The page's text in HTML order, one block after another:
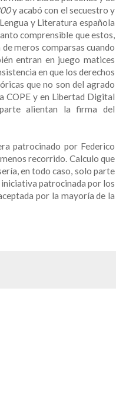
y acabó con el secuestro y
y Literatura española
comprensible que estos,
meros comparsas cuando
entran en juego matices
en que los derechos
que no son del agrado
COPE y en Libertad Digital
alientan la firma del
patrocinado por Federico
recorrido. Calculo que
en todo caso, solo parte
iniciativa patrocinada por los
por la mayoría de la